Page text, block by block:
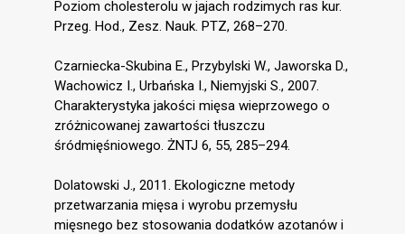
Poziom cholesterolu w jajach rodzimych ras kur.
Przeg. Hod., Zesz. Nauk. PTZ, 268–270.
Czarniecka-Skubina E., Przybylski W., Jaworska D.,
Wachowicz I., Urbańska I., Niemyjski S., 2007.
Charakterystyka jakości mięsa wieprzowego o
zróżnicowanej zawartości tłuszczu
śródmięśniowego. ŻNTJ 6, 55, 285–294.
Dolatowski J., 2011. Ekologiczne metody
przetwarzania mięsa i wyrobu przemysłu
mięsnego bez stosowania dodatków azotanów i